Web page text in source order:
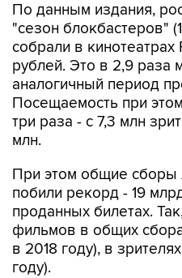
По данным издания,
"сезон блокбастеров"
собрали в
рублей. Это в 2,9 раза
аналогичный период
Посещаемость при
три раза - с 7,3 млн
млн.
При этом общие сборы
побили рекорд - 19
проданных билетах.
фильмов в общих
в 2018 году), в
году).